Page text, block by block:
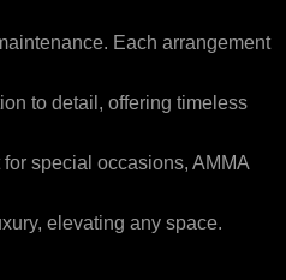
Each arrangement
to detail, offering timeless
special occasions, AMMA
elevating any space.